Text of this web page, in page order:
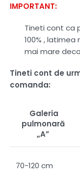
IMPORTANT:
Tineti cont ca
100% ,
mai mare
Tineti cont de
comanda:
Galeria
pulmonară
„A”
70-120 cm